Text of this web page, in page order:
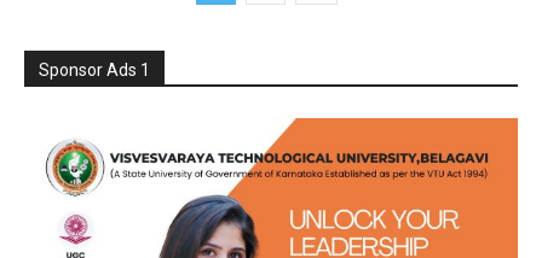
Sponsor Ads 1